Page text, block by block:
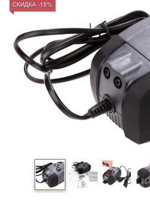
СКИДКА -15%